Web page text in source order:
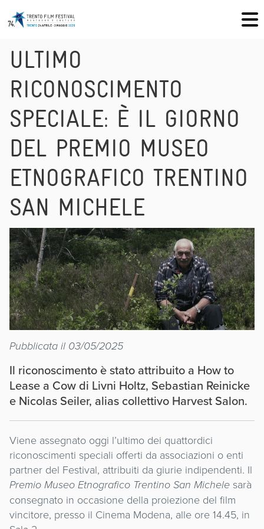
ULTIMO
RICONOSCIMENTO
SPECIALE: È IL GIORNO
DEL PREMIO MUSEO
ETNOGRAFICO TRENTINO
SAN MICHELE
Pubblicata il 03/05/2025
Il riconoscimento è stato attribuito a How to
Lease a Cow di Livni Holtz, Sebastian Reinicke
e Nicolas Seiler, alias collettivo Harvest Salon.
Viene assegnato oggi l’ultimo dei quattordici
riconoscimenti speciali offerti da associazioni o enti
partner del Festival, attribuiti da giurie indipendenti. Il
Premio Museo Etnografico TrentinoSan Michele sarà
consegnato in occasione della proiezione del film
vincitore, presso il Cinema Modena, alle ore 14.45, in